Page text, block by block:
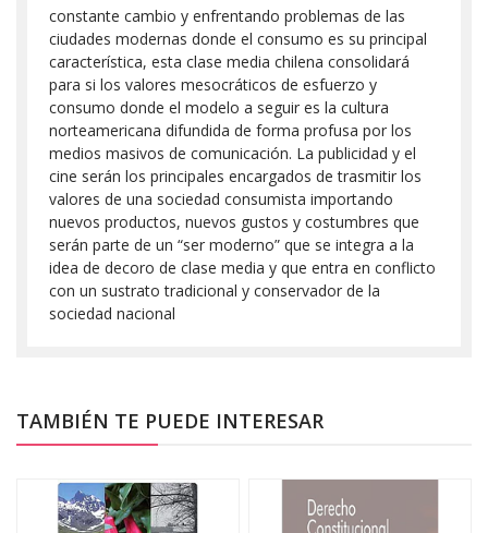
constante cambio y enfrentando problemas de las
ciudades modernas donde el consumo es su principal
característica, esta clase media chilena consolidará
para si los valores mesocráticos de esfuerzo y
consumo donde el modelo a seguir es la cultura
norteamericana difundida de forma profusa por los
medios masivos de comunicación. La publicidad y el
cine serán los principales encargados de trasmitir los
valores de una sociedad consumista importando
nuevos productos, nuevos gustos y costumbres que
serán parte de un “ser moderno” que se integra a la
idea de decoro de clase media y que entra en conflicto
con un sustrato tradicional y conservador de la
sociedad nacional
TAMBIÉN TE PUEDE INTERESAR